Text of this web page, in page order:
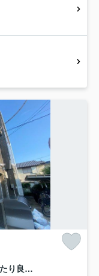
ティブロンコート 浴室交換済み 陽当たり良好 バストイレ別